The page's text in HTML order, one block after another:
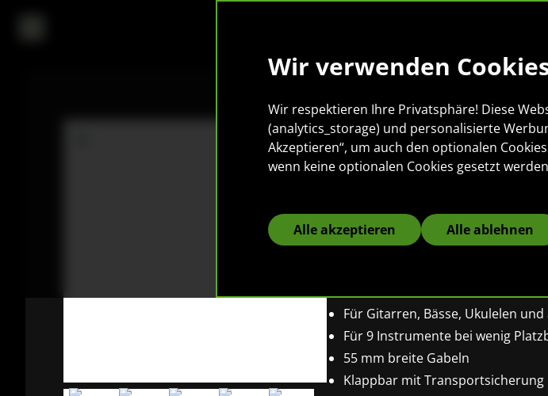
Wir verwenden
Wir respektieren Ihre Privatsphäre! Diese
(analytics_storage) und personalisierte
Akzeptieren“, um auch den optionalen
wenn keine optionalen Cookies gesetzt
Alle akzeptieren Alle ablehnen
Pronomic
Für Gitarren, Bässe, Ukulelen
Für 9 Instrumente bei wenig
55 mm breite Gabeln
Klappbar mit Transportsicherung